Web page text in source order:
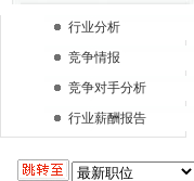
行业分析
竞争情报
竞争对手分析
行业薪酬报告